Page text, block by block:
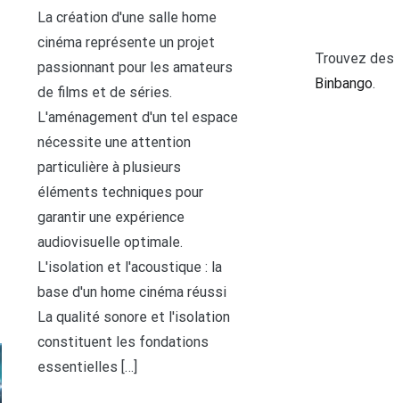
La création d'une salle home
cinéma représente un projet
passionnant pour les amateurs
de films et de séries.
L'aménagement d'un tel espace
nécessite une attention
particulière à plusieurs
éléments techniques pour
garantir une expérience
audiovisuelle optimale.
L'isolation et l'acoustique : la
base d'un home cinéma réussi
La qualité sonore et l'isolation
constituent les fondations
essentielles […]
Trouvez des
Binbango.